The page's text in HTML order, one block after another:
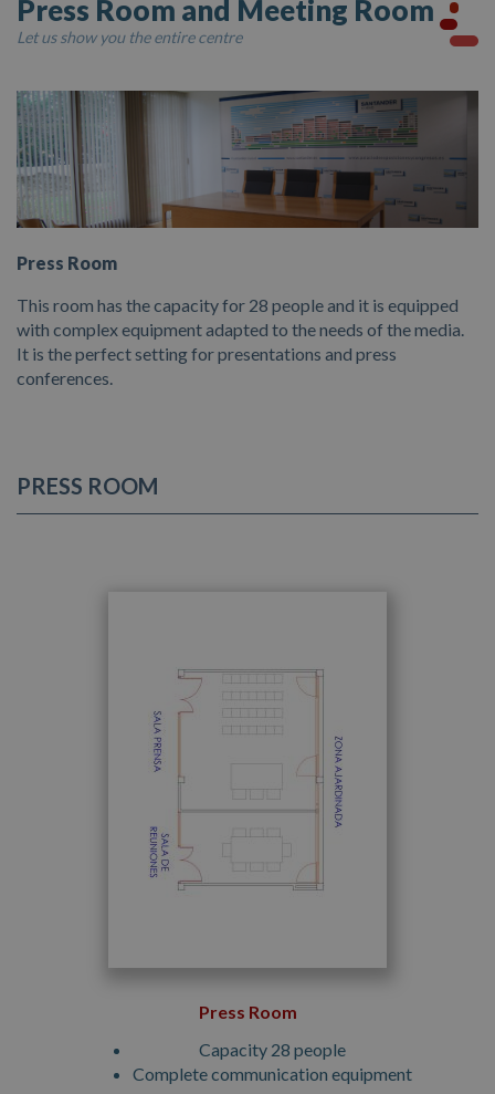
Presentation of Candidatures
Documentation
Contractor’s Profile
Hall
Other Spaces
Picture Gallery
Press Room and Meeting Room
Let us show you the entire centre
Press Room
This room has the capacity for 28 people and it is equipped
with complex equipment adapted to the needs of the media.
It is the perfect setting for presentations and press
conferences.
PRESS ROOM
Press Room
Capacity 28 people
Complete communication equipment